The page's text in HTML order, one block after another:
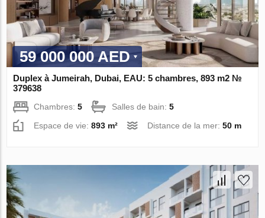
59 000 000 AED
Duplex à Jumeirah, Dubai, EAU: 5 chambres, 893 m2 №
379638
Chambres:5 Salles de bain:5
Espace de vie:893 m² Distance de la mer:50 m